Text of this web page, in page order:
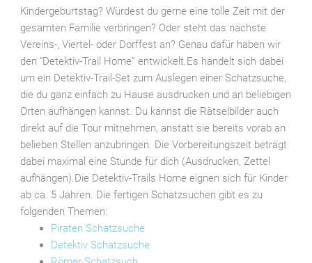
Kindergeburtstag? Würdest du gerne eine tolle Zeit mit der
gesamten Familie verbringen? Oder steht das nächste
Vereins-, Viertel- oder Dorffest an? Genau dafür haben wir
den “Detektiv-Trail Home” entwickelt.Es handelt sich dabei
um ein Detektiv-Trail-Set zum Auslegen einer Schatzsuche,
die du ganz einfach zu Hause ausdrucken und an beliebigen
Orten aufhängen kannst. Du kannst die Rätselbilder auch
direkt auf die Tour mitnehmen, anstatt sie bereits vorab an
belieben Stellen anzubringen. Die Vorbereitungszeit beträgt
dabei maximal eine Stunde für dich (Ausdrucken, Zettel
aufhängen).Die Detektiv-Trails Home eignen sich für Kinder
ab ca. 5 Jahren. Die fertigen Schatzsuchen gibt es zu
folgenden Themen:
Piraten Schatzsuche
Detektiv Schatzsuche